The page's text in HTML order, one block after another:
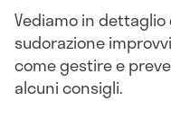
Vediamo in
sudorazione
come gestire e
alcuni consigli.